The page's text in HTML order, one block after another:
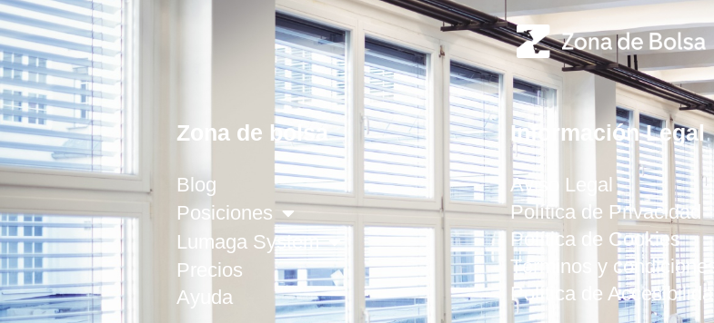
Zona de bolsa
Blog
Posiciones
Lumaga System
Precios
Ayuda
Información Legal
Aviso Legal
Política de Privacidad
Política de Cookies
Términos y condiciones
Política de Accesibilidad